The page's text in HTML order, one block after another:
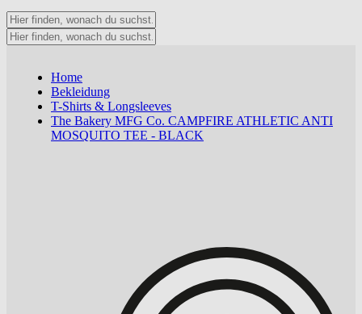
Home
Bekleidung
T-Shirts & Longsleeves
The Bakery MFG Co. CAMPFIRE ATHLETIC ANTI
MOSQUITO TEE - BLACK